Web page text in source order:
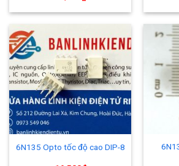
6N135 Opto tốc độ cao DIP-8